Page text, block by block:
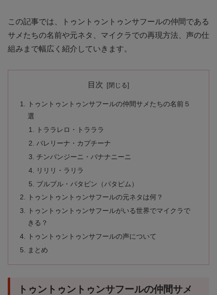
この記事では、トゥントゥントゥンサフールの仲間である
サメたちの名前や元ネタ、マイクラでの再現方法、声の仕
組みまで幅広く紹介していきます。
目次
トゥントゥントゥンサフールの仲間サメたちの名前５
選
トララレロ・トラララ
バレリーナ・カプチーナ
チンパンジーニ・バナナニーニ
リリリ・ラリラ
ブルブル・パタピン（パタピム）
トゥントゥントゥンサフールの元ネタは何？
トゥントゥントゥンサフールがいる世界でマイクラで
きる？
トゥントゥントゥンサフールの声について
まとめ
トゥントゥントゥンサフールの仲間サメ